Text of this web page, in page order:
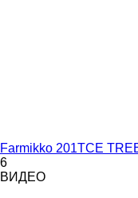
Farmikko 201TCE
6
ВИДЕО